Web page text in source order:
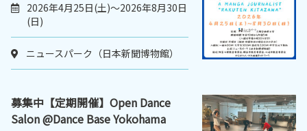
2026年4月25日(土)～2026年8月30日
(日)
ニュースパーク（日本新聞博物館）
募集中【定期開催】Open Dance
Salon @Dance Base Yokohama